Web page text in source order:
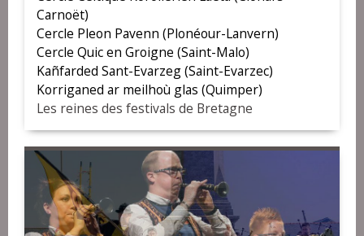
Carnoët)
Cercle Pleon Pavenn (Plonéour-Lanvern)
Cercle Quic en Groigne (Saint-Malo)
Kañfarded Sant-Evarzeg (Saint-Evarzec)
Korriganed ar meilhoù glas (Quimper)
Les reines des festivals de Bretagne